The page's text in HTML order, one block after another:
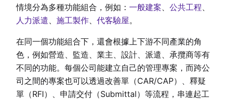
情境分為多種功能組合，例如： 一般建案、 公共工程、
人力派遣、 施工製作、 代客驗屋。
在同一個功能組合下，還會根據上下游不同產業的角
色，例如營造、監造、業主、設計、派遣、承攬商等有
不同的功能。每個公司能建立自己的管理專案，而跨公
司之間的專案也可以透過改善單（CAR/CAP）、釋疑
單（RFI）、申請交付（Submittal）等流程，串連起工